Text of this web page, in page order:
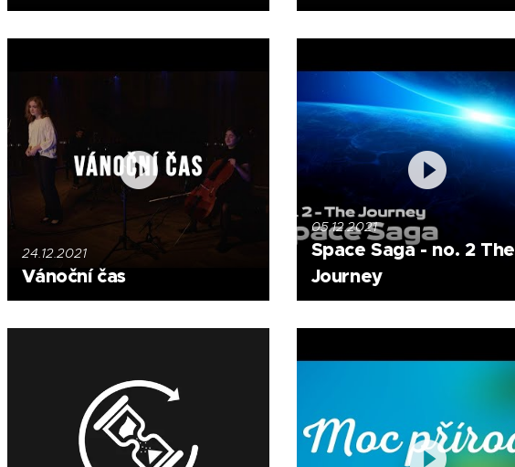
24.12.2021
Vánoční čas
05.12.2021
Space Saga - no. 2 The
Journey